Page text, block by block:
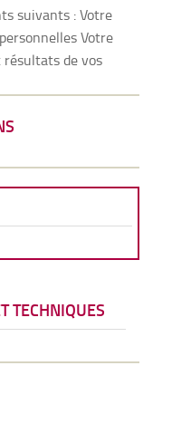
suivants : Votre
Votre
de vos
TECHNIQUES